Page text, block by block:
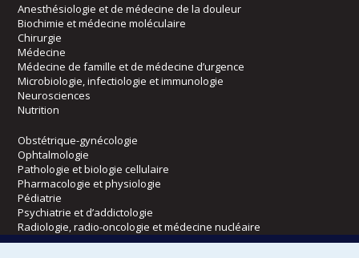
Anesthésiologie et de médecine de la douleur
Biochimie et médecine moléculaire
Chirurgie
Médecine
Médecine de famille et de médecine d’urgence
Microbiologie, infectiologie et immunologie
Neurosciences
Nutrition
Obstétrique-gynécologie
Ophtalmologie
Pathologie et biologie cellulaire
Pharmacologie et physiologie
Pédiatrie
Psychiatrie et d’addictologie
Radiologie, radio-oncologie et médecine nucléaire